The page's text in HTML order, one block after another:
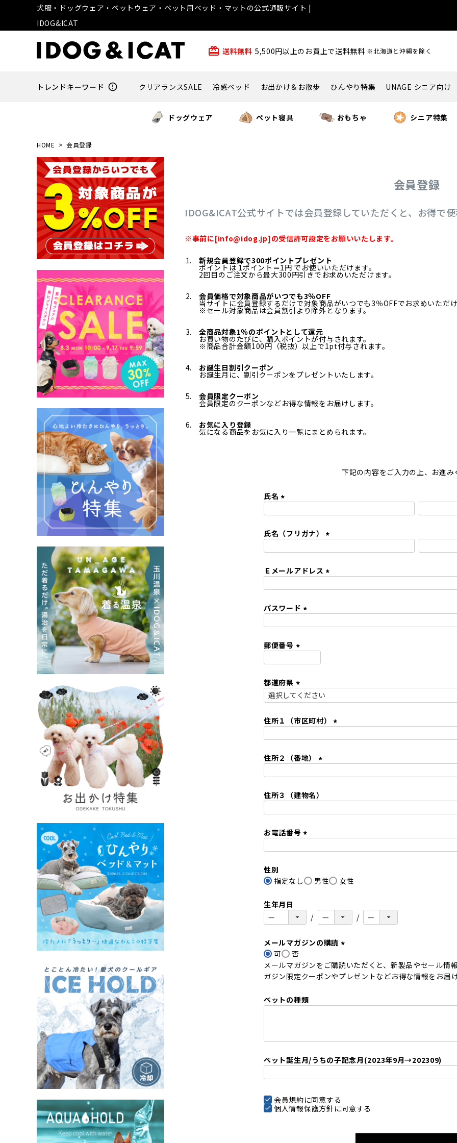
犬服・ドッグウェア・ペットウェア・ペット用ベッド・マットの公式通販サイト |
IDOG&ICAT
card_giftcard 送料無料 5,500円以上のお買上で送料無料 ※北海道と沖縄を除く
トレンドキーワード error_outline クリアランスSALE 冷感ベッド お出かけ＆お散歩 ひんやり特集 UNAGE シニア向け
ドッグウェア ペット寝具 おもちゃ シニア特集
HOME 会員登録
会員登録
IDOG&ICAT公式サイトでは会員登録していただくと、お得で
※事前に[info@idog.jp]の受信許可設定をお願いいたします。
新規会員登録で300ポイントプレゼント
ポイントは 1ポイント＝1円 でお使いいただけます。
2回目のご注文から最大300円引きでお求めいただけます。
会員価格で対象商品がいつでも3％OFF
当サイトに会員登録するだけで対象商品がいつでも3％OFFでお求めいただ
※セール対象商品は会員割引より除外となります。
全商品対象1％のポイントとして還元
お買い物のたびに、購入ポイントが付与されます。
※商品合計金額100円（税抜）以上で1pt付与されます。
お誕生日割引クーポン
お誕生月に、割引クーポンをプレゼントいたします。
会員限定クーポン
会員限定のクーポンなどお得な情報をお届けします。
お気に入り登録
気になる商品をお気に入り一覧にまとめられます。
下記の内容をご入力の上、お進み
氏名
須
氏名（フリガナ）
須
Ｅメールアドレス
パスワード
郵便番号
須
)
都道府県
(
須
住所１（市区町村）
住所２（番地）
須
住所３（建物名）
お電話番号
)
性別
指定なし
男性 女性
生年月日
メールマガジンの購読
必
須
可
否
メールマガジンをご購読いただくと、新製品やセール情
ガジン限定クーポンやプレゼントなどお得な情報をお届
ペットの種類
ペット誕生月/うちの子記念月(2023年9月→202309)
会員規約に同意する
個人情報保護方針 に同意する